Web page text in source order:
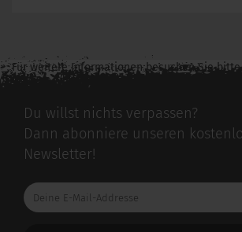
Für weitere Informationen besuchen Sie
zu diesem Artikel.
Du willst nichts verpassen?
Dann abonniere unseren
Newsletter!
Deine
E-